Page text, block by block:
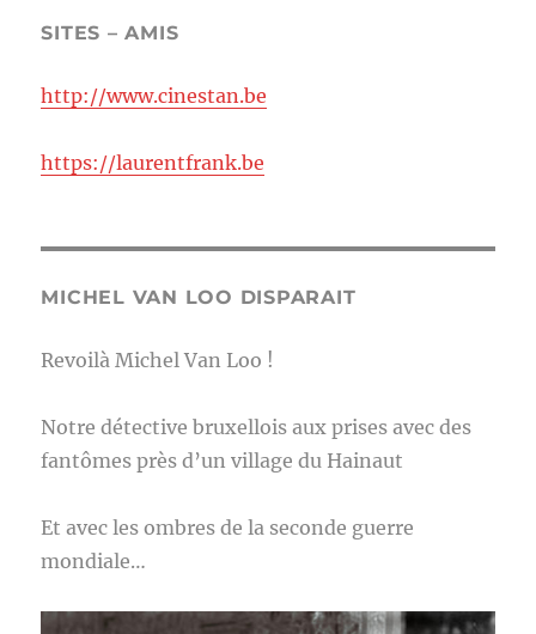
SITES – AMIS
http://www.cinestan.be
https://laurentfrank.be
MICHEL VAN LOO DISPARAIT
Revoilà Michel Van Loo !
Notre détective bruxellois aux prises avec des
fantômes près d’un village du Hainaut
Et avec les ombres de la seconde guerre
mondiale…